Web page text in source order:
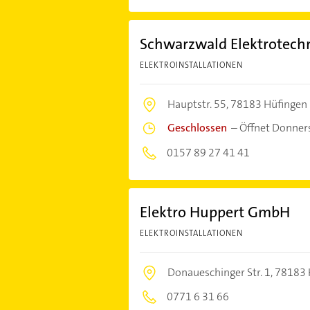
Schwarzwald
ELEKTROINSTALLATIONEN
Hauptstr. 55,78183 Hüfingen
Geschlossen –Öffnet
0157 89 27 41 41
Elektro Huppert GmbH
ELEKTROINSTALLATIONEN
Donaueschinger Str. 1,78183
0771 6 31 66